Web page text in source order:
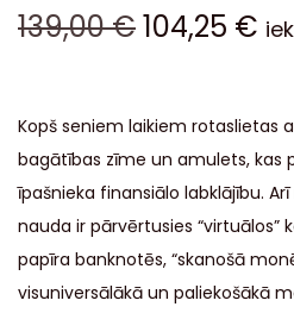
139,00€104,25 €
Kopš seniem laikiem rotaslietas
bagātības zīme un amulets, kas
īpašnieka finansiālo labklājību.
nauda ir pārvērtusies “virtuālos”
papīra banknotēs, “skanošā
visuniversālākā un paliekošākā